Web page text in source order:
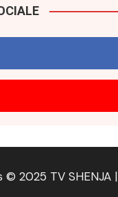
© 2025 TV SHENJA |